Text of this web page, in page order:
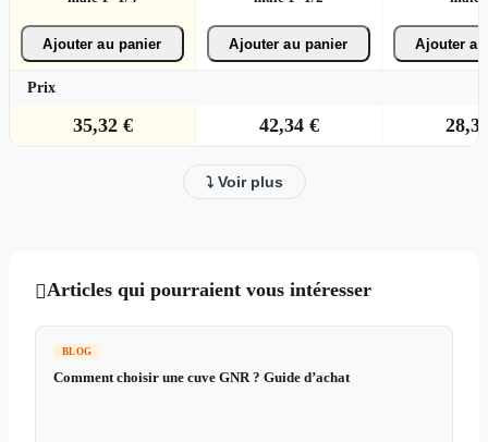
Ajouter au panier Ajouter au panier Ajouter
Prix
35,32 € 42,34 €
⤵ Voir plus
Articles qui pourraient vous intéresser
BLOG
Comment choisir une cuve GNR ? Guide d’achat